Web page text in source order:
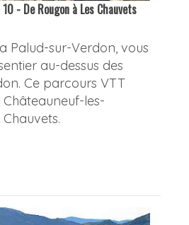
- De Rougon à Les Chauvets
Palud-sur-Verdon, vous
au-dessus des
Ce parcours VTT
les-